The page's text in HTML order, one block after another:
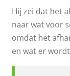
Hij zei dat het
naar wat voor
omdat het
en wat er